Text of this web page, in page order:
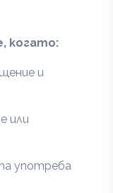
когато:
и
или
употреба